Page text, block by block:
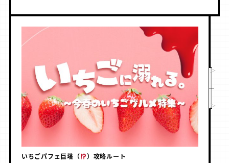
いちごパフェ巨塔（ ）攻略ルート